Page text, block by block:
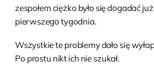
zespołem ciężko było się dogadać
pierwszego tygodnia.
Wszystkie te problemy dało się
Po prostu nikt ich nie szukał.